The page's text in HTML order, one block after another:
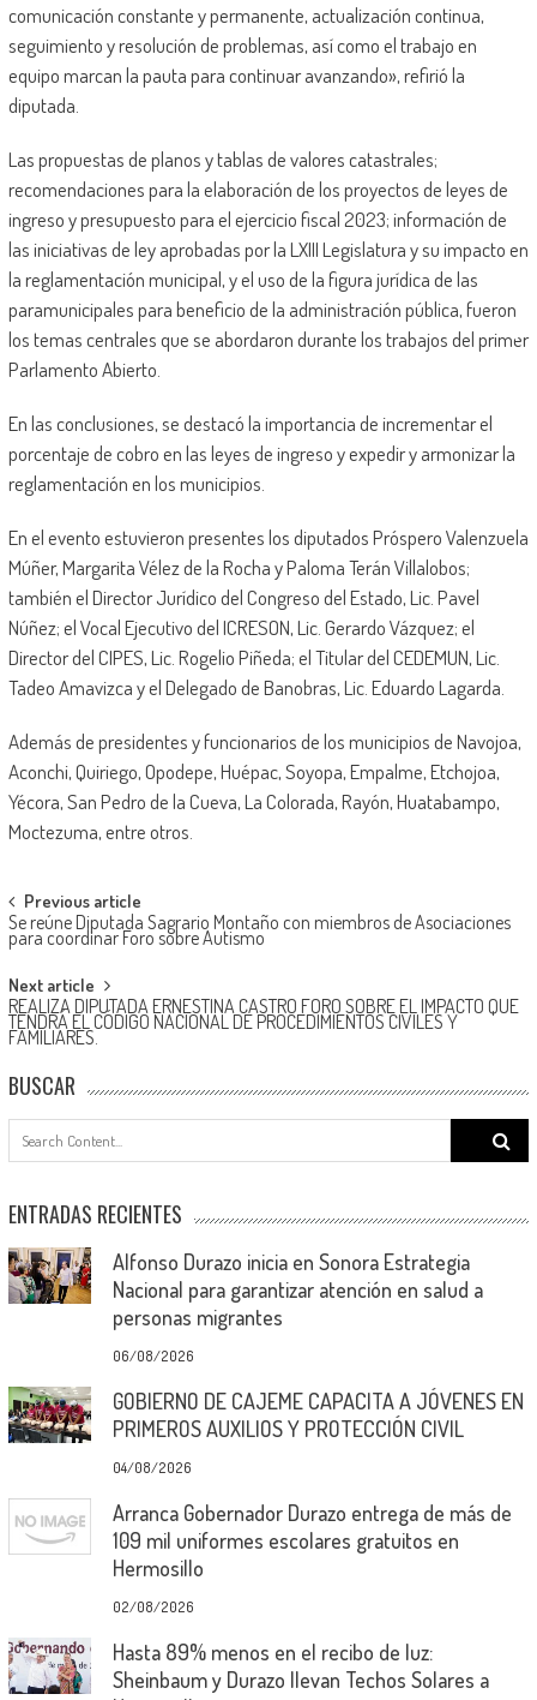
comunicación constante y permanente, actualización continua,
seguimiento y resolución de problemas, así como el trabajo en
equipo marcan la pauta para continuar avanzando», refirió la
diputada.
Las propuestas de planos y tablas de valores catastrales;
recomendaciones para la elaboración de los proyectos de leyes de
ingreso y presupuesto para el ejercicio fiscal 2023; información de
las iniciativas de ley aprobadas por la LXIII Legislatura y su impacto en
la reglamentación municipal, y el uso de la figura jurídica de las
paramunicipales para beneficio de la administración pública, fueron
los temas centrales que se abordaron durante los trabajos del primer
Parlamento Abierto.
En las conclusiones, se destacó la importancia de incrementar el
porcentaje de cobro en las leyes de ingreso y expedir y armonizar la
reglamentación en los municipios.
En el evento estuvieron presentes los diputados Próspero Valenzuela
Múñer, Margarita Vélez de la Rocha y Paloma Terán Villalobos;
también el Director Jurídico del Congreso del Estado, Lic. Pavel
Núñez; el Vocal Ejecutivo del ICRESON, Lic. Gerardo Vázquez; el
Director del CIPES, Lic. Rogelio Piñeda; el Titular del CEDEMUN, Lic.
Tadeo Amavizca y el Delegado de Banobras, Lic. Eduardo Lagarda.
Además de presidentes y funcionarios de los municipios de Navojoa,
Aconchi, Quiriego, Opodepe, Huépac, Soyopa, Empalme, Etchojoa,
Yécora, San Pedro de la Cueva, La Colorada, Rayón, Huatabampo,
Moctezuma, entre otros.
Post
navigation
Previous article
Se reúne Diputada Sagrario Montaño con miembros de Asociaciones
para coordinar Foro sobre Autismo
Next article
REALIZA DIPUTADA ERNESTINA CASTRO FORO SOBRE EL IMPACTO QUE
TENDRÁ EL CÓDIGO NACIONAL DE PROCEDIMIENTOS CIVILES Y
FAMILIARES.
BUSCAR
Search
for:
ENTRADAS RECIENTES
Alfonso Durazo inicia en Sonora Estrategia
Nacional para garantizar atención en salud a
personas migrantes
06/08/2026
GOBIERNO DE CAJEME CAPACITA A JÓVENES EN
PRIMEROS AUXILIOS Y PROTECCIÓN CIVIL
04/08/2026
Arranca Gobernador Durazo entrega de más de
109 mil uniformes escolares gratuitos en
Hermosillo
02/08/2026
Hasta 89% menos en el recibo de luz:
Sheinbaum y Durazo llevan Techos Solares a